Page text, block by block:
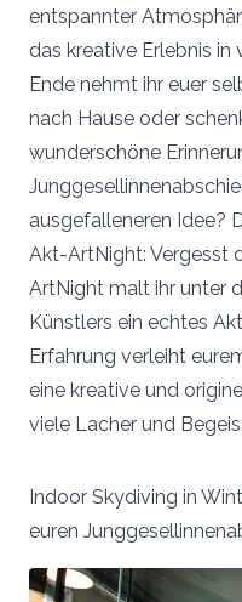
entspannter
das kreative Erlebnis in
Ende nehmt ihr euer
nach Hause oder
wunderschöne
ausgefalleneren Idee?
Akt-ArtNight: Vergesst
ArtNight malt ihr unter
Künstlers ein echtes
Erfahrung verleiht
eine kreative und
viele Lacher und
Indoor Skydiving in
euren